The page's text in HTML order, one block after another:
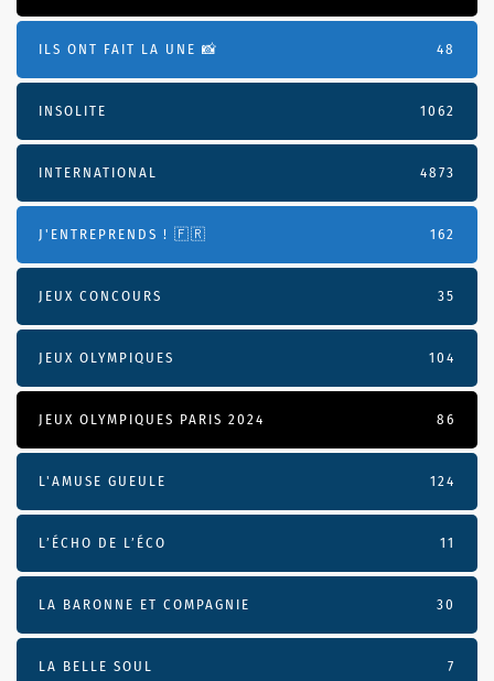
ILS ONT FAIT LA UNE 📸 48
INSOLITE 1062
INTERNATIONAL 4873
J'ENTREPRENDS ! 🇫🇷 162
JEUX CONCOURS 35
JEUX OLYMPIQUES 104
JEUX OLYMPIQUES PARIS 2024 86
L'AMUSE GUEULE 124
L’ÉCHO DE L’ÉCO 11
LA BARONNE ET COMPAGNIE 30
LA BELLE SOUL 7